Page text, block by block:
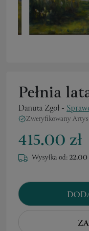
Pełnia
Danuta Zgoł -
Zweryfikowany
415.00 zł
Wysyłka od:22.00